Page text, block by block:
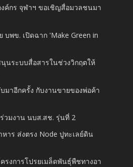
ค์กร จุฬาฯ ขอเชิญสื่อมวลชนมา
บพข. เปิดฉาก 'Make Green in
นระบบสื่อสารในช่วงวิกฤตให้
มาอีกครั้ง กับงานขายของพ่อค้า
วมงาน นบส.สช. รุ่นที่ 2
หาร ส่งตรง Node ปูทะเลย์ดิน
รงการโปรยเมล็ดพันธุ์พืชทางอา